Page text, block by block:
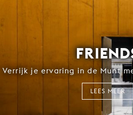
Verrijk je ervaring in de Munt
LEES MEER